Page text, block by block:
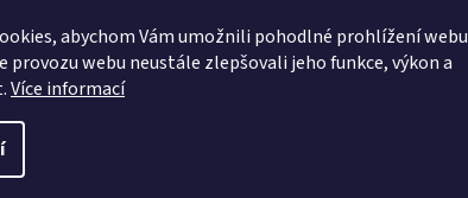
abychom Vám umožnili pohodlné prohlížení webu
provozu webu neustále zlepšovali jeho funkce, výkon a
Více informací